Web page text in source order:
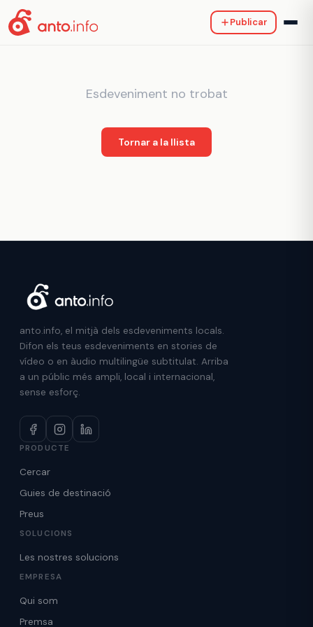
Publicar
Esdeveniment no trobat
Tornar a la llista
anto.info, el mitjà dels esdeveniments locals.
Difon els teus esdeveniments en stories de
vídeo o en àudio multilingüe subtitulat. Arriba
a un públic més ampli, local i internacional,
sense esforç.
PRODUCTE
Cercar
Guies de destinació
Preus
SOLUCIONS
Les nostres solucions
EMPRESA
Qui som
Premsa